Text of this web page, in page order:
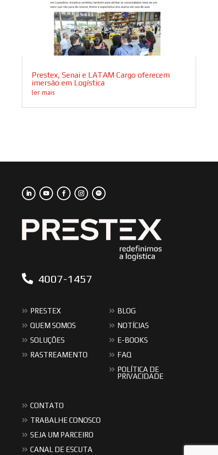
Prestex, Senai e LATAM Cargo oferecem
imersão em Logística
ler mais
4007-1457
PRESTEX
QUEM SOMOS
SOLUÇÕES
RASTREAMENTO
BLOG
NOTÍCIAS
E-BOOKS
FAQ
POLÍTICA DE
PRIVACIDADE
CONTATO
TRABALHE CONOSCO
SEJA UM PARCEIRO
CANAL DE ESCUTA